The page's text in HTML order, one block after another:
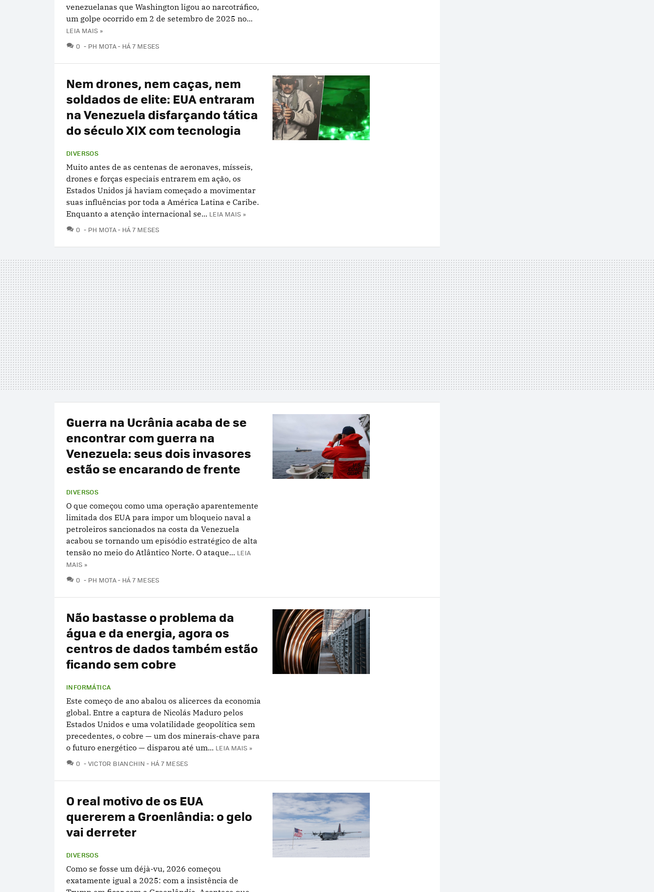
venezuelanas que Washington ligou ao narcotráfico,
um golpe ocorrido em 2 de setembro de 2025 no...
LEIA MAIS »
0 COMENTÁRIOS
PH MOTA HÁ 7 MESES
Nem drones, nem caças, nem
soldados de elite: EUA entraram
na Venezuela disfarçando tática
do século XIX com tecnologia
DIVERSOS
Muito antes de as centenas de aeronaves, mísseis,
drones e forças especiais entrarem em ação, os
Estados Unidos já haviam começado a movimentar
suas influências por toda a América Latina e Caribe.
Enquanto a atenção internacional se... LEIA MAIS »
0 COMENTÁRIOS
PH MOTA HÁ 7 MESES
Guerra na Ucrânia acaba de se
encontrar com guerra na
Venezuela: seus dois invasores
estão se encarando de frente
DIVERSOS
O que começou como uma operação aparentemente
limitada dos EUA para impor um bloqueio naval a
petroleiros sancionados na costa da Venezuela
acabou se tornando um episódio estratégico de alta
tensão no meio do Atlântico Norte. O ataque... LEIA
MAIS »
0 COMENTÁRIOS
PH MOTA HÁ 7 MESES
Não bastasse o problema da
água e da energia, agora os
centros de dados também estão
ficando sem cobre
INFORMÁTICA
Este começo de ano abalou os alicerces da economia
global. Entre a captura de Nicolás Maduro pelos
Estados Unidos e uma volatilidade geopolítica sem
precedentes, o cobre — um dos minerais-chave para
o futuro energético — disparou até um... LEIA MAIS »
0 COMENTÁRIOS
VICTOR BIANCHIN HÁ 7 MESES
O real motivo de os EUA
quererem a Groenlândia: o gelo
vai derreter
DIVERSOS
Como se fosse um déjà-vu, 2026 começou
exatamente igual a 2025: com a insistência de